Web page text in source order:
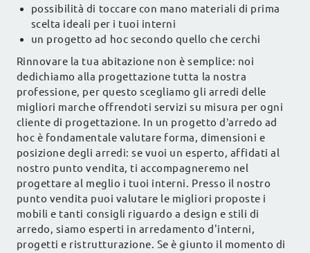
possibilità di toccare con mano materiali di prima
scelta ideali per i tuoi interni
un progetto ad hoc secondo quello che cerchi
Rinnovare la tua abitazione non è semplice: noi
dedichiamo alla progettazione tutta la nostra
professione, per questo scegliamo gli arredi delle
migliori marche offrendoti servizi su misura per ogni
cliente di progettazione. In un progetto d’arredo ad
hoc è fondamentale valutare forma, dimensioni e
posizione degli arredi: se vuoi un esperto, affidati al
nostro punto vendita, ti accompagneremo nel
progettare al meglio i tuoi interni. Presso il nostro
punto vendita puoi valutare le migliori proposte i
mobili e tanti consigli riguardo a design e stili di
arredo, siamo esperti in arredamento d'interni,
progetti e ristrutturazione. Se è giunto il momento di